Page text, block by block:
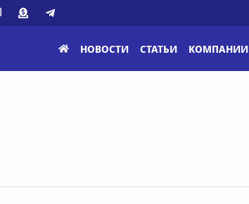
НОВОСТИ СТАТЬИ КОМПАНИИ